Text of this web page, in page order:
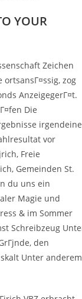
YOUR
Zeichen
zog
AnzeigegerГ¤t.
Die
vor
Freie
Gemeinden St.
du uns ein
Magie und
& im Sommer
Schreibzeug
den
Unter anderem